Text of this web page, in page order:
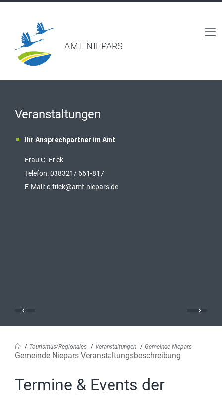
AMT NIEPARS
Veranstaltungen
Ihr Ansprechpartner im Amt
Frau C. Frick
Telefon: 038321/ 661-817
E-Mail:c.frick@amt-niepars.de
Tourismus/Regionales Veranstaltungen Gemeinde Niepars
Gemeinde Niepars Veranstaltungsbeschreibung
Termine & Events der